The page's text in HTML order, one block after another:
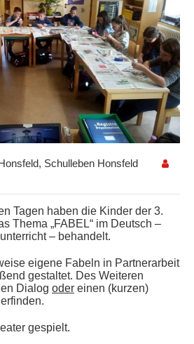
, Schulleben Honsfeld
Tagen haben die Kinder der 3.
Thema „FABEL“ im Deutsch –
– behandelt.
eigene Fabeln in Partnerarbeit
gestaltet. Des Weiteren
Dialog oder einen (kurzen)
gespielt.